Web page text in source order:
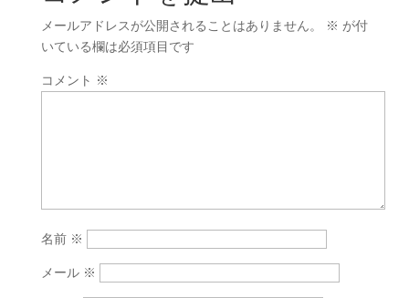
メールアドレスが公開されることはありません。 ※ が付
いている欄は必須項目です
コメント ※
名前 ※
メール ※